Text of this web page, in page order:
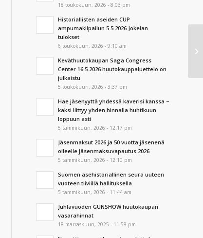
18 toukokuun, 2026 - 8:03 pm
Historiallisten aseiden CUP
ampumakilpailun 5.5.2026 Jokelan
tulokset
6 toukokuun, 2026 - 9:10 am
Keväthuutokaupan Saga Congress
Center 16.5.2026 huutokauppaluettelo on
julkaistu
5 toukokuun, 2026 - 3:37 pm
Hae jäsenyyttä yhdessä kaverisi kanssa –
kaksi liittyy yhden hinnalla huhtikuun
loppuun asti
5 tammikuun, 2026 - 12:17 pm
Jäsenmaksut 2026 ja 50 vuotta jäsenenä
olleelle jäsenmaksuvapautus 2026
5 tammikuun, 2026 - 12:10 pm
Suomen asehistoriallinen seura uuteen
vuoteen tiiviillä hallituksella
5 tammikuun, 2026 - 11:44 am
Juhlavuoden GUNSHOW huutokaupan
vasarahinnat
18 marraskuun, 2025 - 11:58 pm